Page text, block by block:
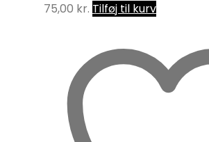
75,00 kr. Tilføj til kurv